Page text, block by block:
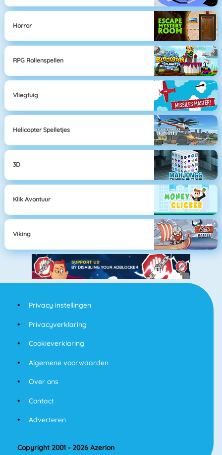
Horror
RPG Rollenspellen
Vliegtuig
Helicopter Spelletjes
3D
Klik Avontuur
Viking
Privacy instellingen
Privacyverklaring
Cookieverklaring
Algemene voorwaarden
Over ons
Contact
Adverteren
Copyright 2001 - 2026 Azerion